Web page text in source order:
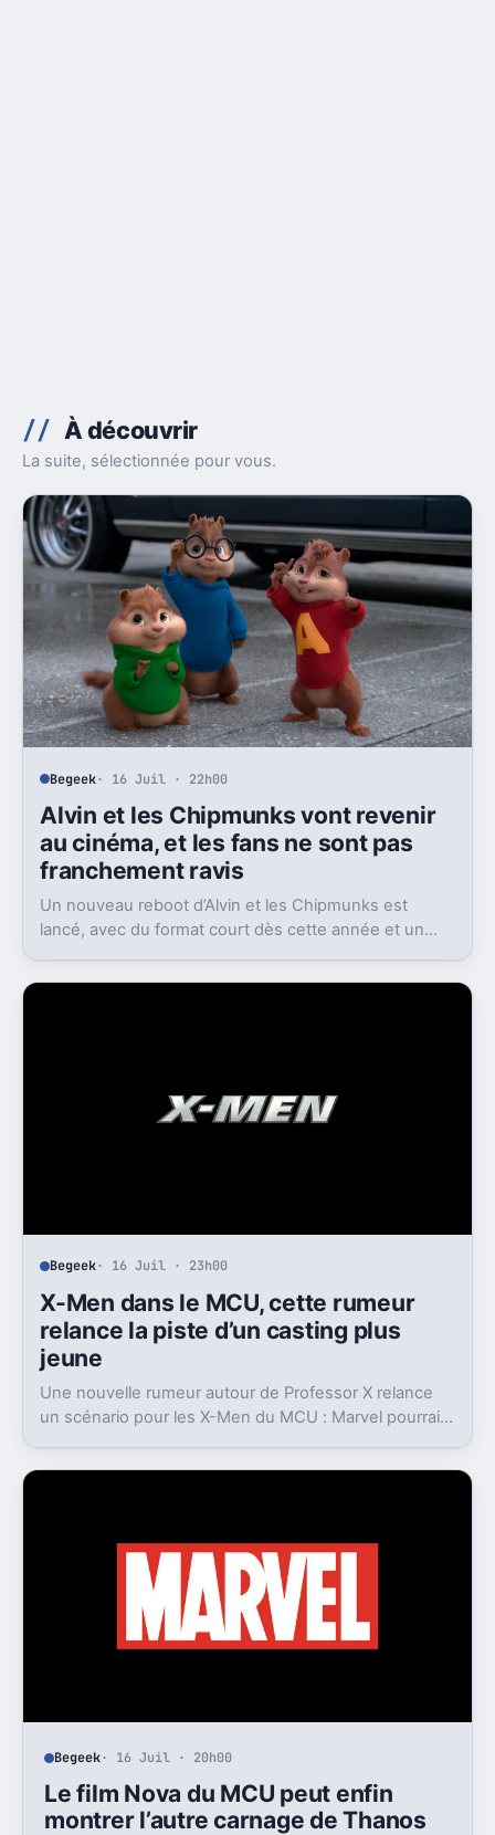
À découvrir
La suite, sélectionnée pour vous.
Begeek· 16 Juil · 22h00
Alvin et les Chipmunks vont revenir
au cinéma, et les fans ne sont pas
franchement ravis
Un nouveau reboot d’Alvin et les Chipmunks est
lancé, avec du format court dès cette année et un
du public.
Begeek· 16 Juil · 23h00
X-Men dans le MCU, cette rumeur
relance la piste d’un casting plus
jeune
Une nouvelle rumeur autour de Professor X relance
un scénario pour les X-Men du MCU : Marvel pourrait
Begeek· 16 Juil · 20h00
Le film Nova du MCU peut enfin
montrer l’autre carnage de Thanos